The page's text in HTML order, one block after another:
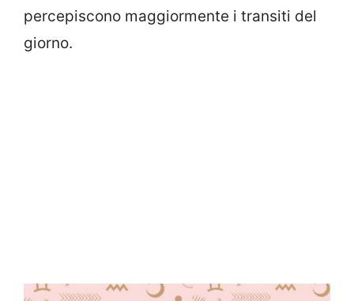
percepiscono maggiormente i transiti del
giorno.